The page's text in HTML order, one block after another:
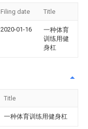
Filing date Title
2020-01-16
一种体育
训练用健
身杠
Title
一种体育训练用健身杠